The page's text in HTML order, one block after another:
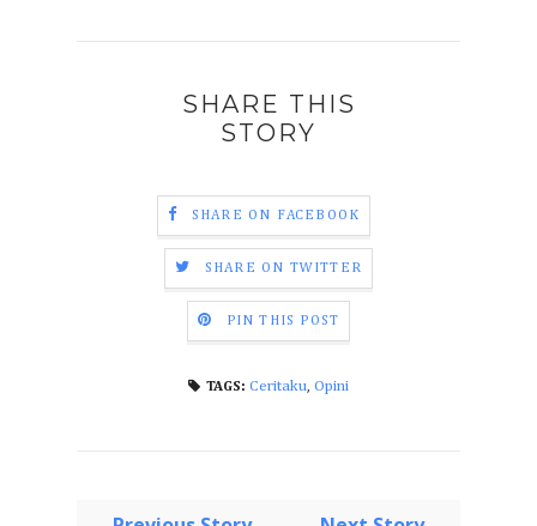
SHARE THIS
STORY
SHARE ON FACEBOOK
SHARE ON TWITTER
PIN THIS POST
TAGS: Ceritaku, Opini